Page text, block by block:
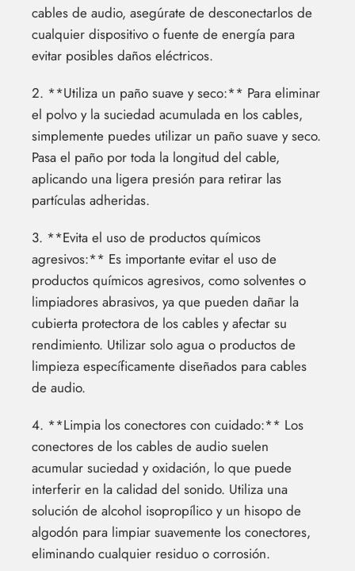
cables de audio, asegúrate de desconectarlos de
cualquier dispositivo o fuente de energía para
evitar posibles daños eléctricos.
2. **Utiliza un paño suave y seco:** Para eliminar
el polvo y la suciedad acumulada en los cables,
simplemente puedes utilizar un paño suave y seco.
Pasa el paño por toda la longitud del cable,
aplicando una ligera presión para retirar las
partículas adheridas.
3. **Evita el uso de productos químicos
agresivos:** Es importante evitar el uso de
productos químicos agresivos, como solventes o
limpiadores abrasivos, ya que pueden dañar la
cubierta protectora de los cables y afectar su
rendimiento. Utilizar solo agua o productos de
limpieza específicamente diseñados para cables
de audio.
4. **Limpia los conectores con cuidado:** Los
conectores de los cables de audio suelen
acumular suciedad y oxidación, lo que puede
interferir en la calidad del sonido. Utiliza una
solución de alcohol isopropílico y un hisopo de
algodón para limpiar suavemente los conectores,
eliminando cualquier residuo o corrosión.